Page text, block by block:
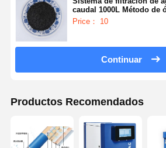
caudal 1000L Método de
Price： 10
Continuar
Productos Recomendados